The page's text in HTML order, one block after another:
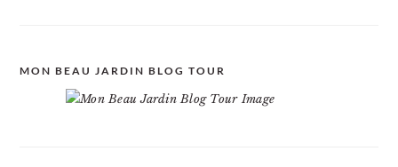
MON BEAU JARDIN BLOG TOUR